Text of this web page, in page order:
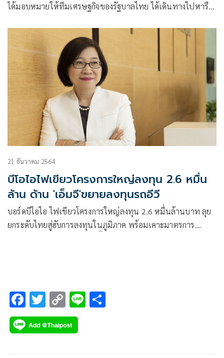
ได้มอบหมายให้ทีมเศรษฐกิจของรัฐบาลไทย ได้เดินทางไปหารือ
บริษัท เพื่อเน้นย้ำนโยบายของรัฐบาล และความพร้อมของไทย
21 ธันวาคม 2564
บีโอไอไฟเขียวโครงการใหญ่ลงทุน 2.6 หมื่น
ล้าน ด้าน 'เอ็มจี'ขยายลงทุนรถอีวี
บอร์ดบีไอไอ ไฟเขียวโครงการใหญ่ลงทุน 2.6 หมื่นล้านบาท ลุย
ยกระดับไทยสู่ฮับการลงทุนในภูมิภาค พร้อมเคาะมาตรการ
F
ac
e
T
wi
tt
C
o
p
Li